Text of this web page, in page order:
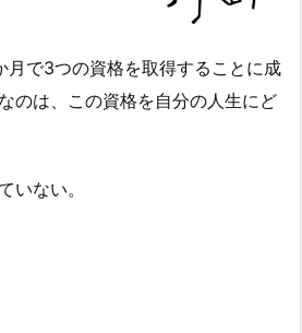
月で3つの資格を取得することに成
のは、この資格を自分の人生にど
いない。